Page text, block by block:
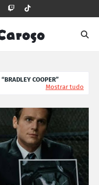
BRADLEY COOPER
Mostrar tudo